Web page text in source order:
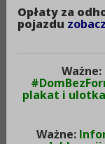
Wydział:
Wydział
Zgłoszenie
użytkowania
Wydział
Opłaty za
pojazdu
Ważne:
plakat i
Ważne: